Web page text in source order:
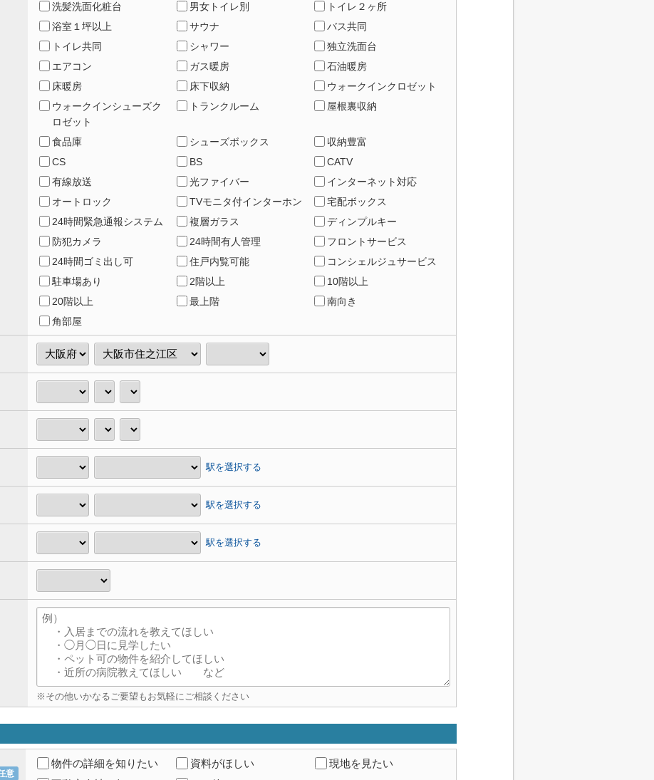
洗髪洗面化粧台
男女トイレ別
トイレ２ヶ所
浴室１坪以上
サウナ
バス共同
トイレ共同
シャワー
独立洗面台
エアコン
ガス暖房
石油暖房
床暖房
床下収納
ウォークインクロゼット
ウォークインシューズク
ロゼット
トランクルーム 屋根裏収納
食品庫 シューズボックス
収納豊富
CS
BS
CATV
有線放送
光ファイバー
インターネット対応
オートロック
TVモニタ付インターホン
宅配ボックス
24時間緊急通報システム
複層ガラス
ディンプルキー
防犯カメラ
24時間有人管理
フロントサービス
24時間ゴミ出し可
住戸内覧可能
コンシェルジュサービス
駐車場あり
2階以上
10階以上
20階以上
最上階
南向き
角部屋
駅を選択する
駅を選択する
駅を選択する
※その他いかなるご要望もお気軽にご相談ください
意
物件の詳細を知りたい 資料がほしい
現地を見たい